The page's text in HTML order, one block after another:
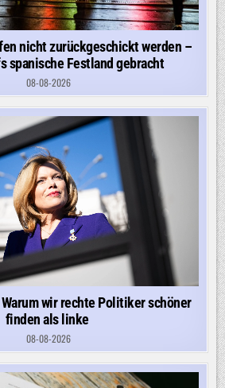
nicht zurückgeschickt werden –
spanische Festland gebracht
08-08-2026
wir rechte Politiker schöner
finden als linke
08-08-2026